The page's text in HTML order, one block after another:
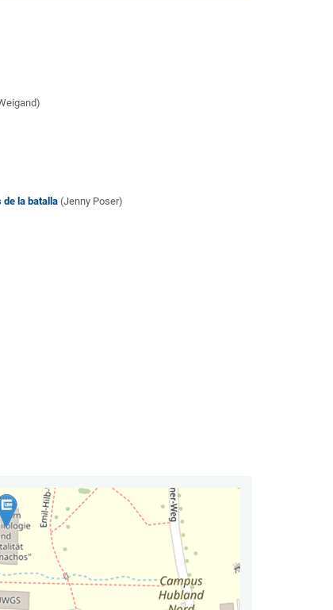
de la batalla (Jenny Poser)